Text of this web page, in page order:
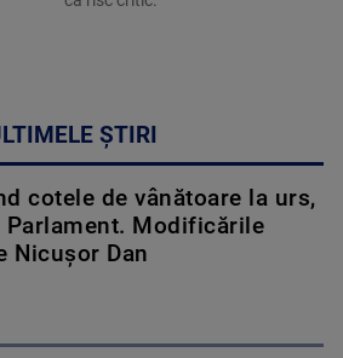
ȘTIRI
cotele de vânătoare la urs,
Modificările
Nicușor Dan